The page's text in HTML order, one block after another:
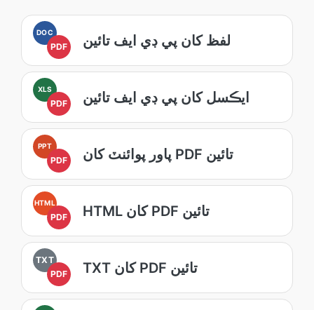
DOC
PDF لفظ کان پي ڊي ايف تائين
XLS
PDF ايڪسل کان پي ڊي ايف تائين
PPT
PDF پاور پوائنٽ کان PDF تائين
HTML
PDF HTML کان PDF تائين
TXT
PDF
TXT کان PDF تائين